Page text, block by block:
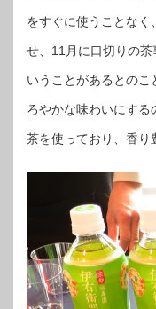
をすぐに使うことな
せ、11月に口切りの茶
いうことがあるとのこ
ろやかな味わいにす
茶を使っており、香り